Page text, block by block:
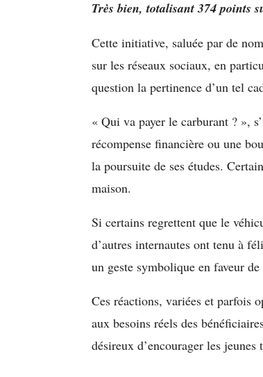
Très bien, totalisant 374 points
Cette initiative, saluée par de
sur les réseaux sociaux, en
question la pertinence d’un tel
« Qui va payer le carburant ? »,
récompense financière ou une
la poursuite de ses études.
maison.
Si certains regrettent que le
d’autres internautes ont tenu à
un geste symbolique en faveur de
Ces réactions, variées et parfois
aux besoins réels des
désireux d’encourager les jeunes